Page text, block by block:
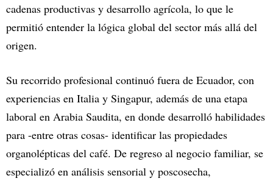
cadenas productivas y desarrollo agrícola, lo que le
permitió entender la lógica global del sector más allá del
origen.
Su recorrido profesional continuó fuera de Ecuador, con
experiencias en Italia y Singapur, además de una etapa
laboral en Arabia Saudita, en donde desarrolló habilidades
para -entre otras cosas- identificar las propiedades
organolépticas del café. De regreso al negocio familiar, se
especializó en análisis sensorial y poscosecha,